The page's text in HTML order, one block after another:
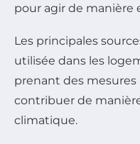
pour agir de manière
Les principales
utilisée dans les
prenant des
contribuer de
climatique.